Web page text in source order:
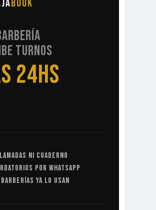
BOOK
TURNOS
24HS
NI CUADERNO
POR WHATSAPP
YA LO USAN